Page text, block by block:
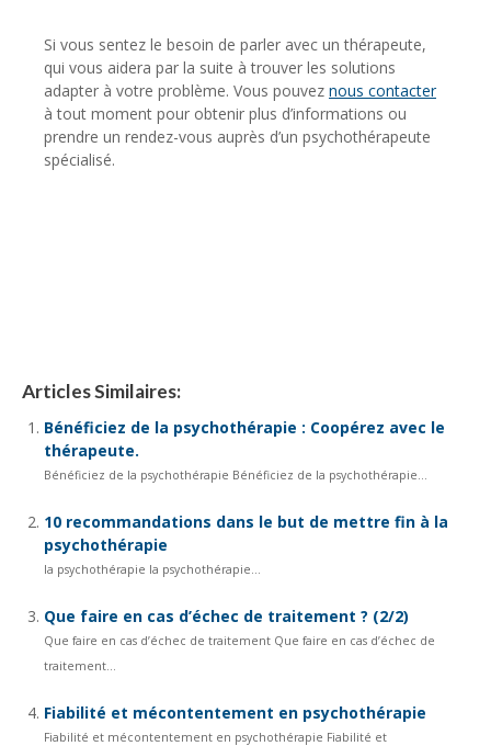
Si vous sentez le besoin de parler avec un thérapeute,
qui vous aidera par la suite à trouver les solutions
adapter à votre problème. Vous pouvez nous contacter
à tout moment pour obtenir plus d’informations ou
prendre un rendez-vous auprès d’un psychothérapeute
spécialisé.
Articles Similaires:
Bénéficiez de la psychothérapie : Coopérez avec le
thérapeute.
Bénéficiez de la psychothérapie Bénéficiez de la psychothérapie...
10 recommandations dans le but de mettre fin à la
psychothérapie
la psychothérapie la psychothérapie...
Que faire en cas d’échec de traitement ? (2/2)
Que faire en cas d’échec de traitement Que faire en cas d’échec de
traitement...
Fiabilité et mécontentement en psychothérapie
Fiabilité et mécontentement en psychothérapie Fiabilité et